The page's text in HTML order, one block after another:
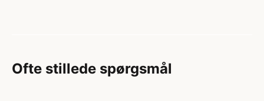
Ofte stillede spørgsmål